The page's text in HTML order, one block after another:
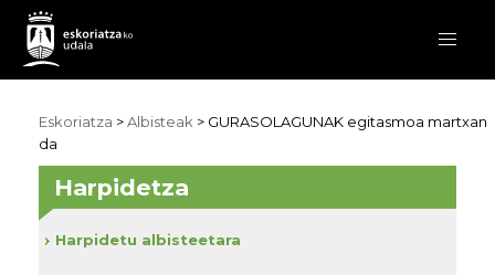
Eskoriatza >Albisteak > GURASOLAGUNAK egitasmoa martxan
da
Harpidetza
Harpidetu albisteetara